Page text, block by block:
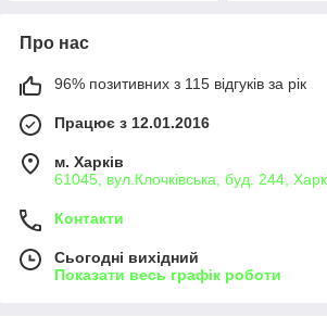
Про нас
96% позитивних з 115 відгуків за рік
Працює з 12.01.2016
м. Харків
61045, вул.Клочківська, буд. 244,
Контакти
Сьогодні вихідний
Показати весь графік роботи